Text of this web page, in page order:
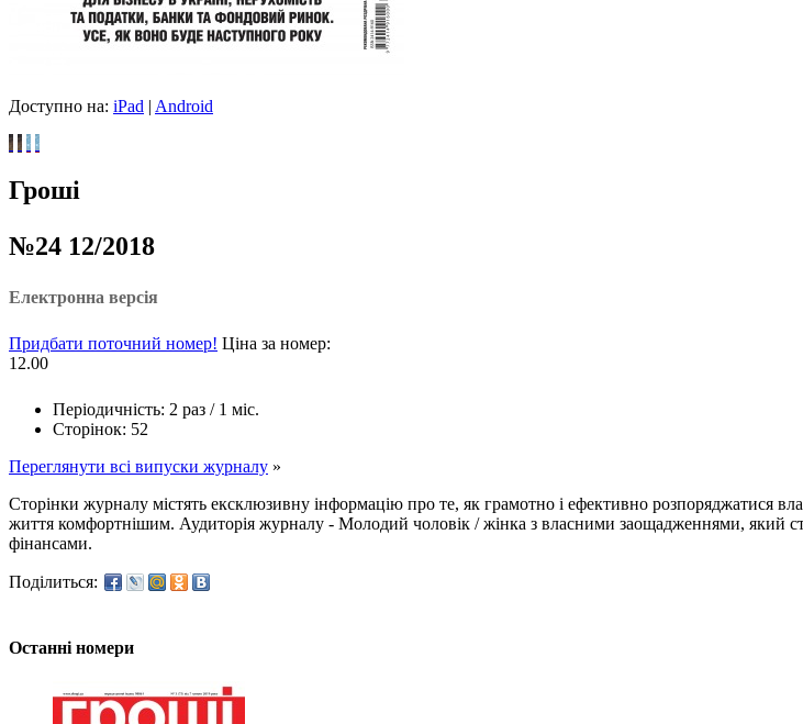
Доступно на: iPad | Android
Гроші
№24 12/2018
Електронна версія
Придбати поточний номер! Ціна за номер:
12.00
Періодичність: 2 раз / 1 міс.
Сторінок: 52
Переглянути всі випуски журналу »
Сторінки журналу містять ексклюзивну інформацію про те, як грамотно і ефективно розпоряджатися
життя комфортнішим. Аудиторія журналу - Молодий чоловік / жінка з власними заощадженнями, який
фінансами.
Поділиться:
Останні номери